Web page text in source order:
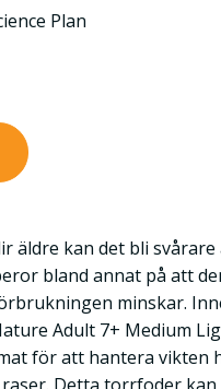
Plan
äldre kan det bli
bland annat på att
minskar.
Adult 7+ Medium
för att hantera vikten